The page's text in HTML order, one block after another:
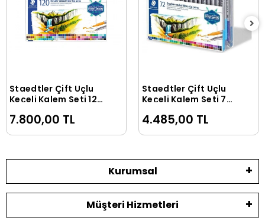
Sepete Ekle
Staedtler Çift Uçlu
Keçeli Kalem Seti 120
mm)
7.800,00 TL
Sepete Ekle
Staedtler Çift Uçlu
Keçeli Kalem Seti 72
mm)
4.485,00 TL
Kurumsal
Müşteri Hizmetleri